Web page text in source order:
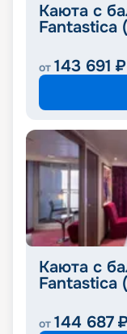
Каюта с
Fantastica
от 143 691 ₽
Каюта с
Fantastica
от 144 687 ₽